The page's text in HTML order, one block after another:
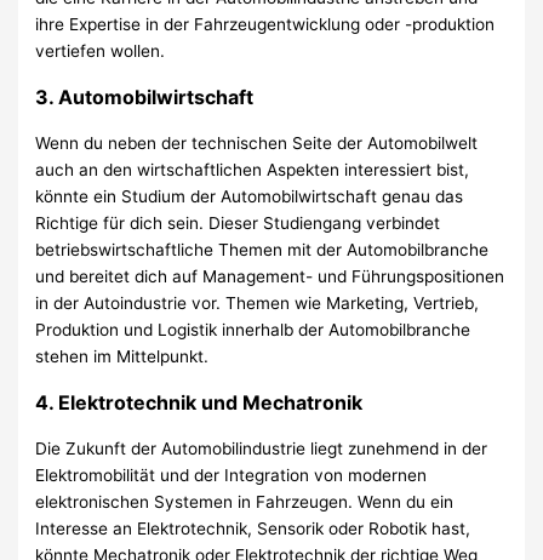
ihre Expertise in der Fahrzeugentwicklung oder -produktion
vertiefen wollen.
3.Automobilwirtschaft
Wenn du neben der technischen Seite der Automobilwelt
auch an den wirtschaftlichen Aspekten interessiert bist,
könnte ein Studium der Automobilwirtschaft genau das
Richtige für dich sein. Dieser Studiengang verbindet
betriebswirtschaftliche Themen mit der Automobilbranche
und bereitet dich auf Management- und Führungspositionen
in der Autoindustrie vor. Themen wie Marketing, Vertrieb,
Produktion und Logistik innerhalb der Automobilbranche
stehen im Mittelpunkt.
4. Elektrotechnik und Mechatronik
Die Zukunft der Automobilindustrie liegt zunehmend in der
Elektromobilität und der Integration von modernen
elektronischen Systemen in Fahrzeugen. Wenn du ein
Interesse an Elektrotechnik, Sensorik oder Robotik hast,
könnte Mechatronik oder Elektrotechnik der richtige Weg